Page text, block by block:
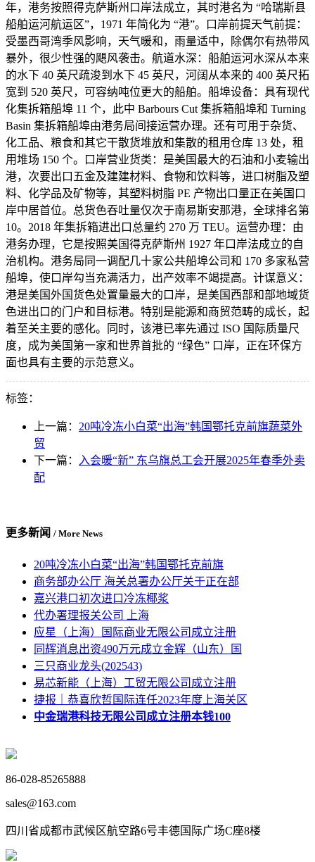
年，港务按照得克萨斯州口岸法成立，其时港名为 “哈瑞斯县
船舶运河航运区”，1971 年简化为 “港”。口岸前提天气前提：
受墨西哥湾季风影响，天气暖和，雨量适中，除偶尔有热带风
暴外，很少性强的飓风袭击。航道水深：船舶运河水深从本来
的水下 40 英尺疏浚到水下 45 英尺，河阔从本来的 400 英尺拓
宽到 520 英尺，可容纳吨位更大的船舶。船埠设备：具有现代
化集拆箱船埠 11 个，此中 Barbours Cut 集拆箱船埠和 Turning
Basin 集拆箱船埠由港务局间接运营办理。还有可用于杂货、
化工品、粮食和其它干散货堆放和集散的租用仓库 13 处，租
用堆场 150 个。口岸营业货类：是美国最大的石油和小麦输出
港，次要出口五金及建建材料、食物和饮料等，进口树脂及塑
料、化学品及矿物等，其塑料树脂 PE 产物出口量正在美国口
岸中居首位。总货色吞吐量仅次于南易斯安那港，全球排名第
10。2018 年集拆箱进出口总量约 270 万 TEU。运营办理：由
港务办理，它是按照美国得克萨斯州 1927 年口岸法成立的自
治机构。港务局同一调配几十家公共船埠公司和 170 多家私营
船埠，使口岸勾当充满活力，出产效率不竭提高。计谋意义：
港是美国外国货色处置量最大的口岸，是美国西部和部地域货
色进出口的门户和目标港。特别是能源和商贸范畴的成长，起
着至关主要的感化。同时，该港已率先通过 ISO 国际质量尺
度，成为美国第一家和世界首批的 “绿色” 口岸，正在环保方
面也具有主要的示范意义。
标签：
上一篇： 20吨冷冻小白菜“出海”韩国鄂托克前旗蔬菜外
贸
下一篇：
入会暖“新” 东乌旗总工会开展2025年春季外卖
配
更多新闻 / More News
20吨冷冻小白菜“出海”韩国鄂托克前旗
商务部办公厅 海关总署办公厅关于正在部
嘉兴港口初次进口冷冻椰浆
代办署理报关公司 上海
应星（上海）国际商业无限公司成立注册
同辉消息出资490万元成立金辉（山东）国
三只商业龙头(202543)
易芯新能（上海）工贸无限公司成立注册
捷报｜恭喜欣哲国际连任2023年度上海关区
中金瑞港科技无限公司成立注册本钱100
86-028-85265888
sales@163.com
四川省成都市武候区航空路6号丰德国际广场C座8楼